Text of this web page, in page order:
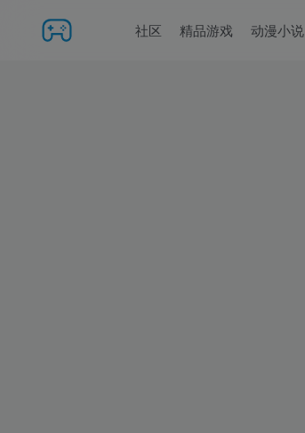
社区 精品游戏 动漫小说